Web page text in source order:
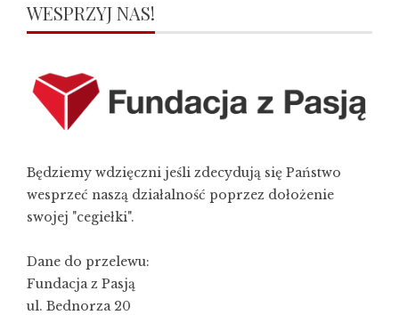
WESPRZYJ NAS!
Będziemy wdzięczni jeśli zdecydują się Państwo
wesprzeć naszą działalność poprzez dołożenie
swojej "cegiełki".
Dane do przelewu:
Fundacja z Pasją
ul. Bednorza 20